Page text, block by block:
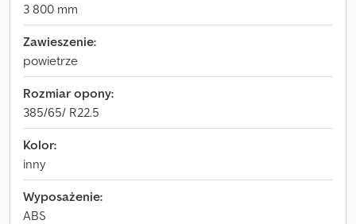
3 800 mm
Zawieszenie:
powietrze
Rozmiar opony:
385/65/ R22.5
Kolor:
inny
Wyposażenie:
ABS